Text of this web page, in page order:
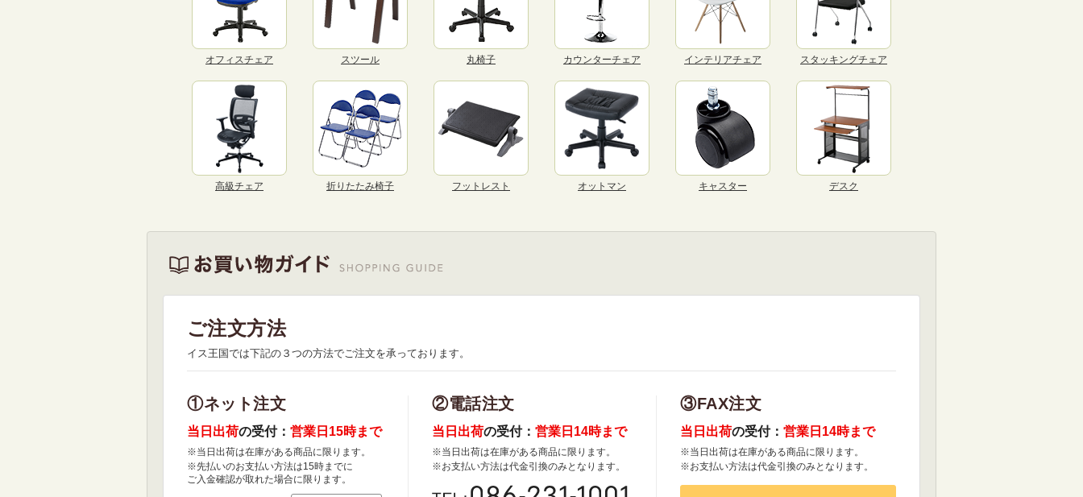
オフィスチェア スツール 丸椅子 カウンターチェア インテリアチェア スタッキングチェア
高級チェア 折りたたみ椅子 フットレスト オットマン キャスター デスク
ご注文方法
イス王国では下記の３つの方法でご注文を承っております。
①ネット注文
当日出荷の受付： 営業日15時まで
※当日出荷は在庫がある商品に限ります。
※先払いのお支払い方法は15時までに
ご入金確認が取れた場合に限ります。
②電話注文
当日出荷の受付： 営業日14時まで
※当日出荷は在庫がある商品に限ります。
※お支払い方法は代金引換のみとなります。
③FAX注文
当日出荷の受付： 営業日14時まで
※当日出荷は在庫がある商品に限ります。
※お支払い方法は代金引換のみとなります。